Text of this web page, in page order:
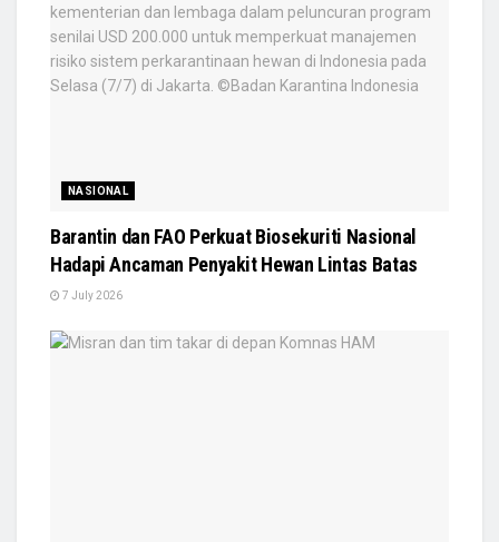
NASIONAL
Barantin dan FAO Perkuat Biosekuriti Nasional
Hadapi Ancaman Penyakit Hewan Lintas Batas
7 July 2026